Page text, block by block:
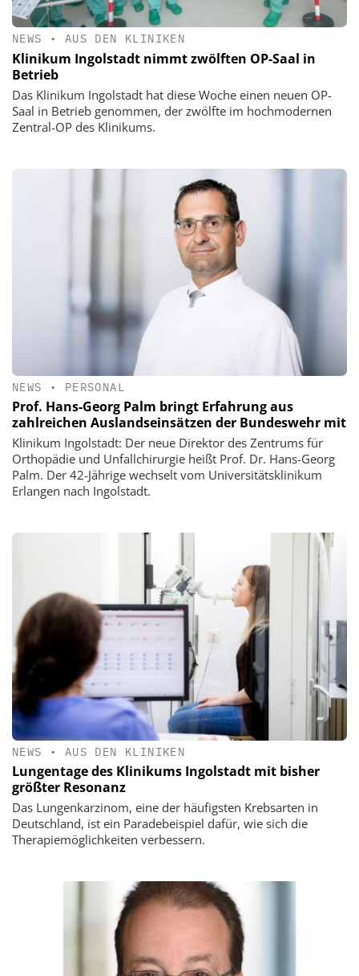
NEWS • AUS DEN KLINIKEN
Klinikum Ingolstadt nimmt zwölften OP-Saal in
Betrieb
Das Klinikum Ingolstadt hat diese Woche einen neuen OP-
Saal in Betrieb genommen, der zwölfte im hochmodernen
Zentral-OP des Klinikums.
NEWS • PERSONAL
Prof. Hans-Georg Palm bringt Erfahrung aus
zahlreichen Auslandseinsätzen der Bundeswehr mit
Klinikum Ingolstadt: Der neue Direktor des Zentrums für
Orthopädie und Unfallchirurgie heißt Prof. Dr. Hans-Georg
Palm. Der 42-Jährige wechselt vom Universitätsklinikum
Erlangen nach Ingolstadt.
NEWS • AUS DEN KLINIKEN
Lungentage des Klinikums Ingolstadt mit bisher
größter Resonanz
Das Lungenkarzinom, eine der häufigsten Krebsarten in
Deutschland, ist ein Paradebeispiel dafür, wie sich die
Therapiemöglichkeiten verbessern.